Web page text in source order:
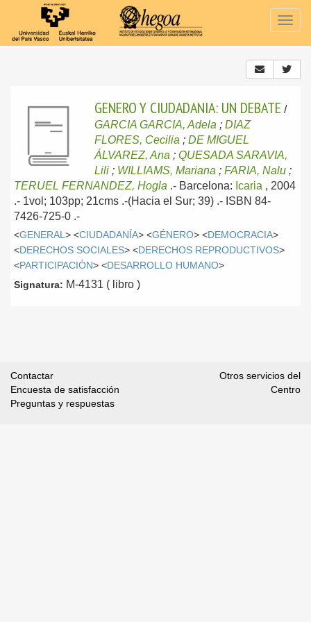
GENERO Y CIUDADANIA: UN DEBATE /
GARCIA GARCIA, Adela ; DIAZ
FLORES, Cecilia ; DE MIGUEL
ÁLVAREZ, Ana ; QUESADA SARAVIA,
Lili ; WILLIAMS, Mariana ; FARIA, Nalu ;
TERUEL FERNANDEZ, Hogla .- Barcelona: Icaria , 2004
.- 1vol; 103pp; 21cms .-(Hacia el Sur; 39) .- ISBN 84-
7426-725-0 .-
<GENERAL > <CIUDADANÍA> <GÉNERO> <DEMOCRACIA>
<DERECHOS SOCIALES> <DERECHOS REPRODUCTIVOS>
<PARTICIPACIÓN> <DESARROLLO HUMANO>
Signatura: M-4131 ( libro )
Contactar
Encuesta de satisfacción
Preguntas y respuestas
Otros servicios del
Centro